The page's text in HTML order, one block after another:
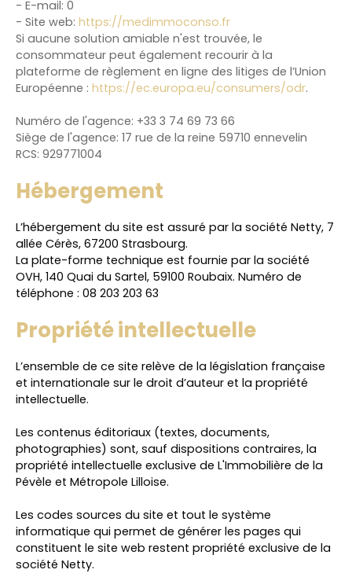
- E-mail: 0
- Site web: https://medimmoconso.fr
Si aucune solution amiable n'est trouvée, le
consommateur peut également recourir à la
plateforme de règlement en ligne des litiges de l’Union
Européenne : https://ec.europa.eu/consumers/odr.
Numéro de l'agence: +33 3 74 69 73 66
Siège de l'agence: 17 rue de la reine 59710 ennevelin
RCS: 929771004
Hébergement
L’hébergement du site est assuré par la société Netty, 7
allée Cérès, 67200 Strasbourg.
La plate-forme technique est fournie par la société
OVH, 140 Quai du Sartel, 59100 Roubaix. Numéro de
téléphone : 08 203 203 63
Propriété intellectuelle
L’ensemble de ce site relève de la législation française
et internationale sur le droit d’auteur et la propriété
intellectuelle.
Les contenus éditoriaux (textes, documents,
photographies) sont, sauf dispositions contraires, la
propriété intellectuelle exclusive de L'Immobilière de la
Pévèle et Métropole Lilloise.
Les codes sources du site et tout le système
informatique qui permet de générer les pages qui
constituent le site web restent propriété exclusive de la
société Netty.